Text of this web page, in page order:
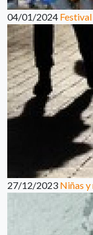
04/01/2024
27/12/2023 Niñas y